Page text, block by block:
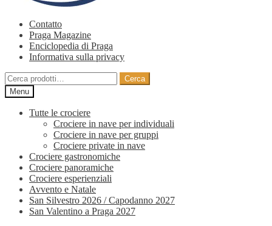
Contatto
Praga Magazine
Enciclopedia di Praga
Informativa sulla privacy
Cerca:
Cerca
Menu
Tutte le crociere
Crociere in nave per individuali
Crociere in nave per gruppi
Crociere private in nave
Crociere gastronomiche
Crociere panoramiche
Crociere esperienziali
Avvento e Natale
San Silvestro 2026 / Capodanno 2027
San Valentino a Praga 2027